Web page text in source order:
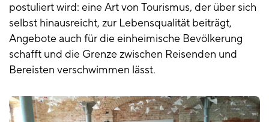
postuliert wird: eine Art von Tourismus, der über sich
selbst hinausreicht, zur Lebensqualität beiträgt,
Angebote auch für die einheimische Bevölkerung
schafft und die Grenze zwischen Reisenden und
Bereisten verschwimmen lässt.